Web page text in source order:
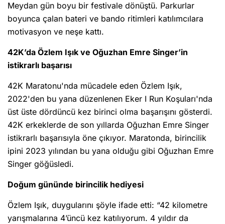
Meydan gün boyu bir festivale dönüştü. Parkurlar
boyunca çalan bateri ve bando ritimleri katılımcılara
motivasyon ve neşe kattı.
42K’da Özlem Işık ve Oğuzhan Emre Singer’in
istikrarlı başarısı
42K Maratonu'nda mücadele eden Özlem Işık,
2022'den bu yana düzenlenen Eker I Run Koşuları'nda
üst üste dördüncü kez birinci olma başarışını gösterdi.
42K erkeklerde de son yıllarda Oğuzhan Emre Singer
istikrarlı başarısıyla öne çıkıyor. Maratonda, birincilik
ipini 2023 yılından bu yana olduğu gibi Oğuzhan Emre
Singer göğüsledi.
Doğum gününde birincilik hediyesi
Özlem Işık, duygularını şöyle ifade etti: “42 kilometre
yarışmalarına 4’üncü kez katılıyorum. 4 yıldır da